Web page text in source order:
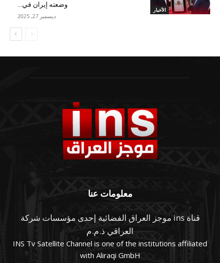
الأخبار
وضعته إيران في...
ديسمبر 27, 2025
معلومات عنا
قناة ins موجز العراق الفضائية إحدى مؤسسات شركة
العراقي ذ.م.م
INS Tv Satellite Channel is one of the institutions affiliated
with Aliraqi GmbH